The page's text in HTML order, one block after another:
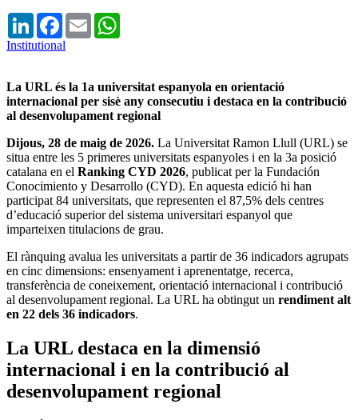
LinkedInFacebook
Email
Institutional
La URL és la 1a universitat espanyola en orientació
internacional per sisè any consecutiu i destaca en la contribució
al desenvolupament regional
Dijous, 28 de maig de 2026. La Universitat Ramon Llull (URL) se
situa entre les 5 primeres universitats espanyoles i en la 3a posició
catalana en el Ranking CYD 2026, publicat per la Fundación
Conocimiento y Desarrollo (CYD). En aquesta edició hi han
participat 84 universitats, que representen el 87,5% dels centres
d’educació superior del sistema universitari espanyol que
imparteixen titulacions de grau.
El rànquing avalua les universitats a partir de 36 indicadors agrupats
en cinc dimensions: ensenyament i aprenentatge, recerca,
transferència de coneixement, orientació internacional i contribució
al desenvolupament regional. La URL ha obtingut un rendiment alt
en 22 dels 36 indicadors.
La URL destaca en la dimensió
internacional i en la contribució al
desenvolupament regional